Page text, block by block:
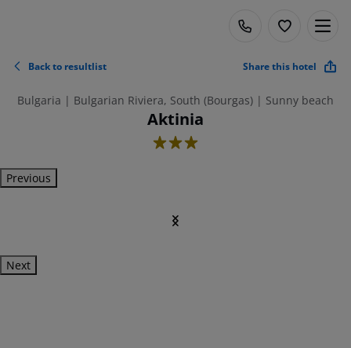
Back to resultlist Share this hotel
Bulgaria | Bulgarian Riviera, South (Bourgas) | Sunny beach
Aktinia
3
Previous
Next